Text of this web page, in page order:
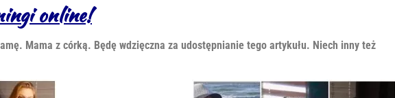
online!
Mama z córką. Będę wdzięczna za udostępnianie tego artykułu. Niech inny też